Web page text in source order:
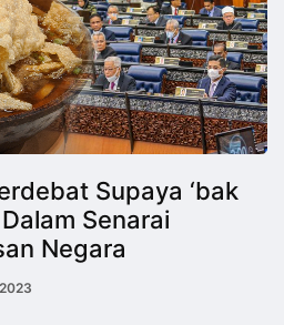
Supaya ‘bak
Senarai
Negara